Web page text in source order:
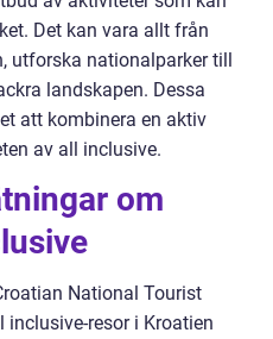
Det kan vara allt från
utforska nationalparker till
landskapen. Dessa
att kombinera en aktiv
av all inclusive.
om
National Tourist
resor i Kroatien